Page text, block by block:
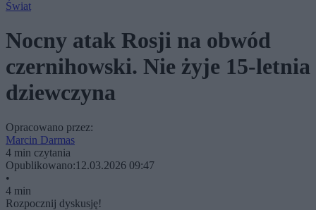
Świat
Nocny atak Rosji na obwód
czernihowski. Nie żyje 15-letnia
dziewczyna
Opracowano przez:
Marcin Darmas
4 min czytania
Opublikowano:12.03.2026 09:47
•
4 min
Rozpocznij dyskusję!